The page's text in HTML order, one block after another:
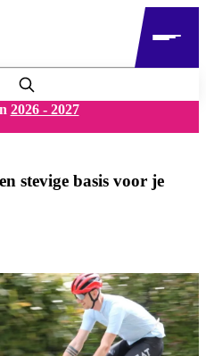
2026 - 2027
stevige basis voor je